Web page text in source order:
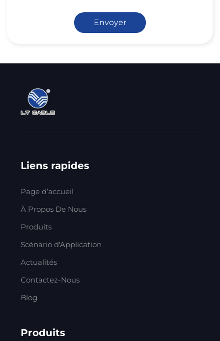
Envoyer
Liens rapides
Page d’accueil
À Propos De Nous
Produits
Scénario d'Application
Actualités
Contactez-Nous
Blog
Produits